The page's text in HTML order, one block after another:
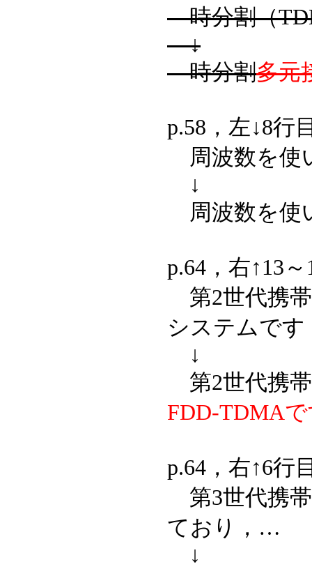
時分割（
↓
時分割多元
p.58，左↓8行
周波数を使
↓
周波数を使
p.64，右↑13
第2世代携
システムで
↓
第2世代携
FDD-TDMA
p.64，右↑6行
第3世代携
ており，…
↓